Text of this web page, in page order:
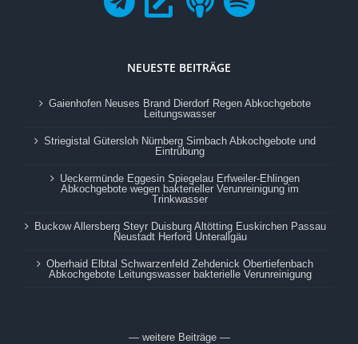
NEUESTE BEITRÄGE
Gaienhofen Neuses Brand Dierdorf Regen Abkochgebote
Leitungswasser
Striegistal Gütersloh Nürnberg Simbach Abkochgebote und
Eintrübung
Ueckermünde Eggesin Spiegelau Erfweiler-Ehlingen
Abkochgebote wegen bakterieller Verunreinigung im
Trinkwasser
Buckow Allersberg Steyr Duisburg Altötting Euskirchen Passau
Neustadt Herford Unterallgäu
Oberhaid Elbtal Schwarzenfeld Zehdenick Obertiefenbach
Abkochgebote Leitungswasser bakterielle Verunreinigung
— weitere Beiträge —